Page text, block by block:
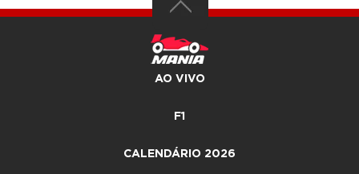
AO VIVO
F1
CALENDÁRIO 2026